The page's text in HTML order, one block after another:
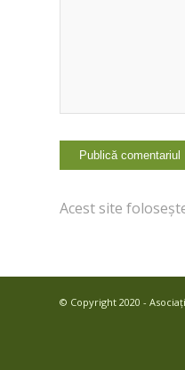
Acest site
© Copyright 2020 -